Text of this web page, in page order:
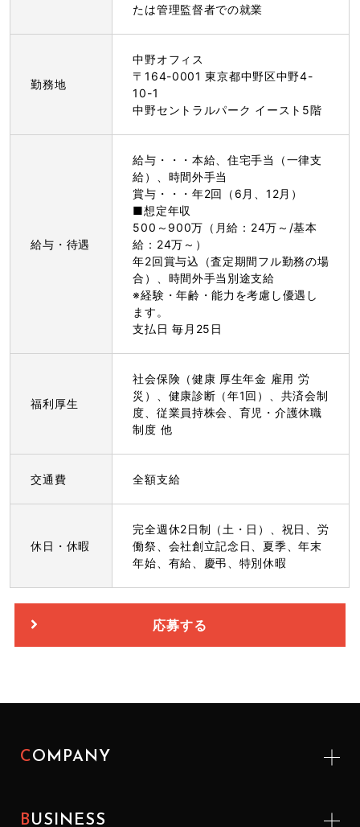
たは管理監督者での就業
勤務地
中野オフィス
〒164-0001 東京都中野区中野4-
10-1
中野セントラルパーク イースト5階
給与・待遇
給与・・・本給、住宅手当（一律支
給）、時間外手当
賞与・・・年2回（6月、12月）
■想定年収
500～900万（月給：24万～/基本
給：24万～）
年2回賞与込（査定期間フル勤務の場
合）、時間外手当別途支給
※経験・年齢・能力を考慮し優遇し
ます。
支払日 毎月25日
福利厚生
社会保険（健康 厚生年金 雇用 労
災）、健康診断（年1回）、共済会制
度、従業員持株会、育児・介護休職
制度 他
交通費 全額支給
休日・休暇
完全週休2日制（土・日）、祝日、労
働祭、会社創立記念日、夏季、年末
年始、有給、慶弔、特別休暇
応募する
COMPANY
BUSINESS